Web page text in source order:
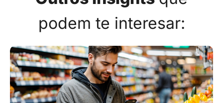
podem te interesar: